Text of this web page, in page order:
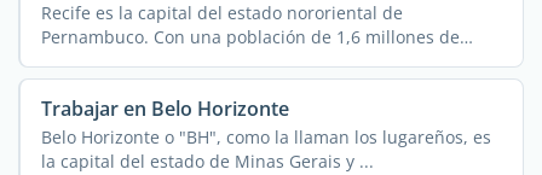
Recife es la capital del estado nororiental de
Pernambuco. Con una población de 1,6 millones de
habitantes ...
Trabajar en Belo Horizonte
Belo Horizonte o "BH", como la llaman los lugareños, es
la capital del estado de Minas Gerais y ...